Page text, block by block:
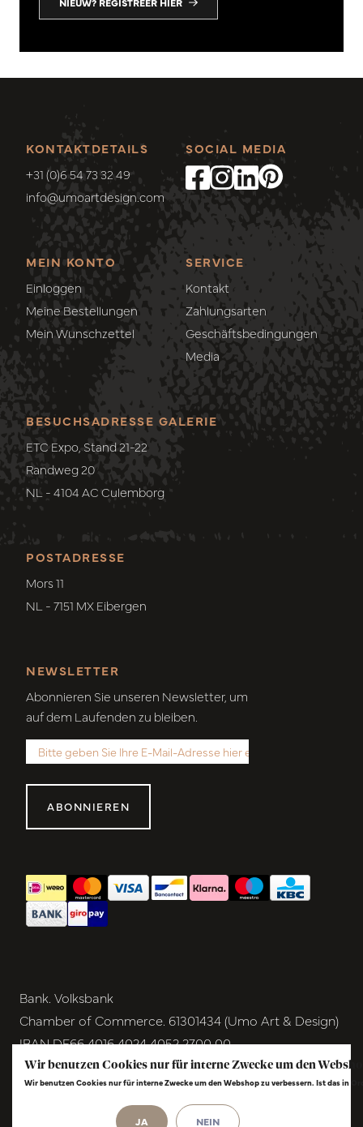
KONTAKTDETAILS
+31 (0)6 54 73 32 49
info@umoartdesign.com
MEIN KONTO
Einloggen
Meine Bestellungen
Mein Wunschzettel
SERVICE
Kontakt
Zahlungsarten
Geschäftsbedingungen
Media
SOCIAL MEDIA
POSTADRESSE
Mors 11
NL - 7151 MX Eibergen
BESUCHSADRESSE GALERIE
ETC Expo, Stand 21-22
Randweg 20
NL - 4104 AC Culemborg
NEWSLETTER
Abonnieren Sie unseren Newsletter, um
auf dem Laufenden zu bleiben.
ABONNIEREN
Bank. Volksbank
Chamber of Commerce. 61301434 (Umo Art & Design)
IBAN DE66 4016 4024 4052 2700 00
BIC GENODEM1GRN
VAT NL854291040B01
Wir benutzen Cookies nur für interne Zwecke um den
Wir benutzen Cookies nur für interne Zwecke um den Webshop zu verbessern. Ist das in
JA NEIN